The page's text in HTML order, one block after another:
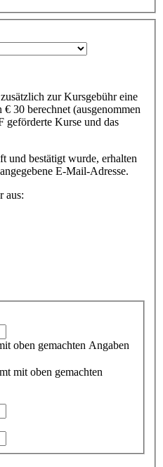
zur Kursgebühr eine
30 berechnet (ausgenommen
Kurse und das
und bestätigt wurde, erhalten
E-Mail-Adresse.
aus:
oben gemachten Angaben
mit oben gemachten